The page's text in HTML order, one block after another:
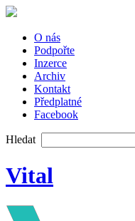
O nás
Podpořte
Inzerce
Archiv
Kontakt
Předplatné
Facebook
Hledat
Vital